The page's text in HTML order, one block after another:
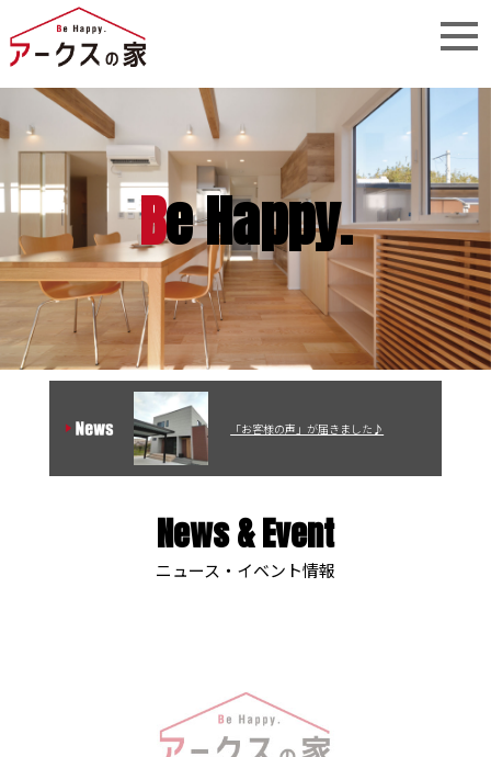
Be Happy.
「お客様の声」が届きました♪
News & Event
ニュース・イベント情報